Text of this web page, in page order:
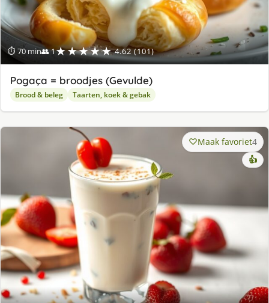
⏱ 70 min👥 1★★★★★ 4.62 (101)
Pogaça = broodjes (Gevulde)
Brood & beleg Taarten, koek & gebak
Maak favoriet4
👍